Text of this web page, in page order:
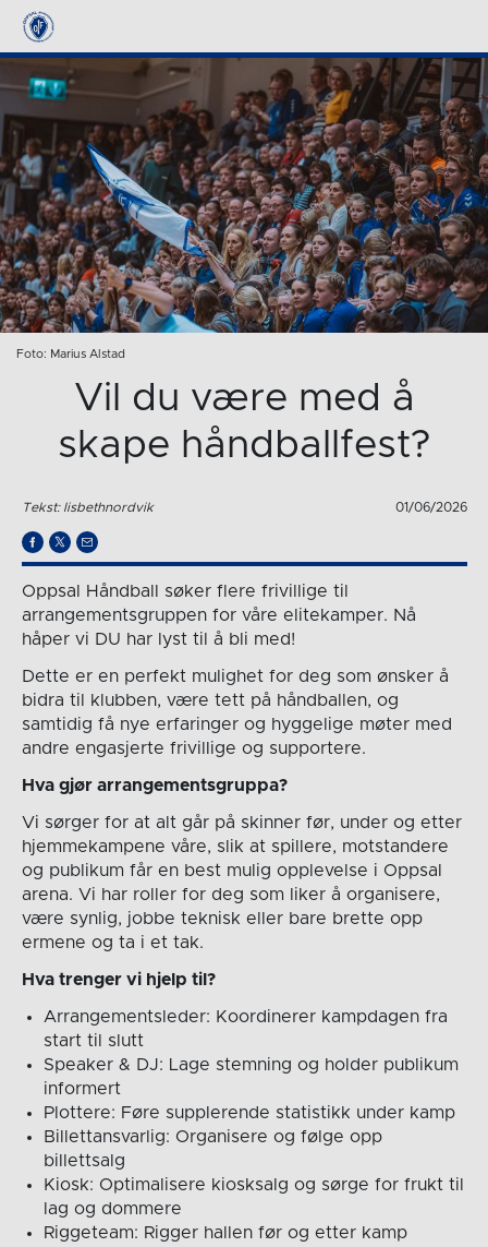
Foto: Marius Alstad
Vil du være med å
skape håndballfest?
Tekst: lisbethnordvik 01/06/2026
Oppsal Håndball søker flere frivillige til
arrangementsgruppen for våre elitekamper. Nå
håper vi DU har lyst til å bli med!
Dette er en perfekt mulighet for deg som ønsker å
bidra til klubben, være tett på håndballen, og
samtidig få nye erfaringer og hyggelige møter med
andre engasjerte frivillige og supportere.
Hva gjør arrangementsgruppa?
Vi sørger for at alt går på skinner før, under og etter
hjemmekampene våre, slik at spillere, motstandere
og publikum får en best mulig opplevelse i Oppsal
arena. Vi har roller for deg som liker å organisere,
være synlig, jobbe teknisk eller bare brette opp
ermene og ta i et tak.
Hva trenger vi hjelp til?
Arrangementsleder: Koordinerer kampdagen fra
start til slutt
Speaker & DJ: Lage stemning og holder publikum
informert
Plottere: Føre supplerende statistikk under kamp
Billettansvarlig: Organisere og følge opp
billettsalg
Kiosk: Optimalisere kiosksalg og sørge for frukt til
lag og dommere
Riggeteam: Rigger hallen før og etter kamp